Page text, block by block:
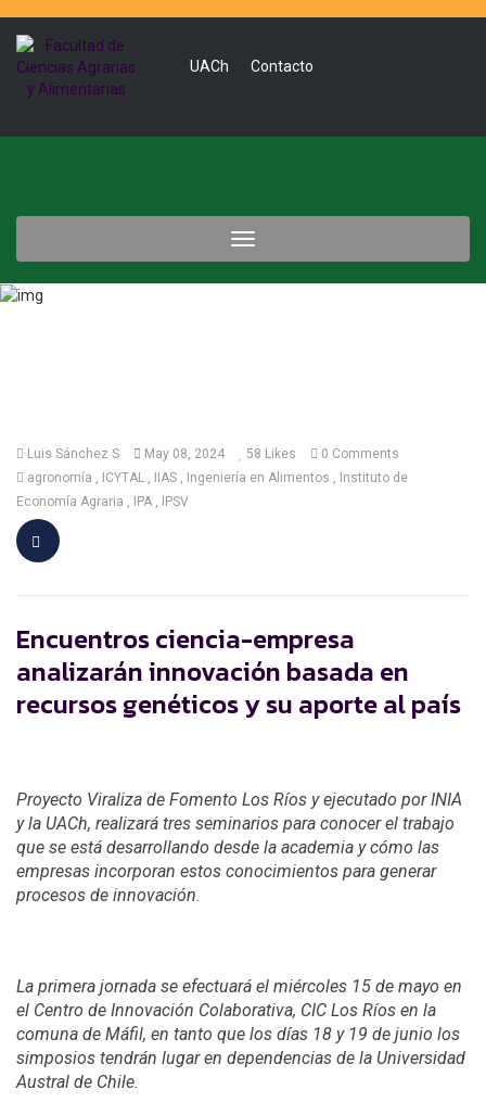
UACh Contacto
Toggle
navigation
Luis Sánchez S May 08, 2024 58 Likes
0 Comments
agronomía
ICYTAL IIAS Ingeniería en Alimentos
Instituto de
Economía Agraria
IPA IPSV
Encuentros ciencia-empresa
analizarán innovación basada en
recursos genéticos y su aporte al país
Proyecto Viraliza de Fomento Los Ríos y ejecutado por INIA
y la UACh, realizará tres seminarios para conocer el trabajo
que se está desarrollando desde la academia y cómo las
empresas incorporan estos conocimientos para generar
procesos de innovación.
La primera jornada se efectuará el miércoles 15 de mayo en
el Centro de Innovación Colaborativa, CIC Los Ríos en la
comuna de Máfil, en tanto que los días 18 y 19 de junio los
simposios tendrán lugar en dependencias de la Universidad
Austral de Chile.